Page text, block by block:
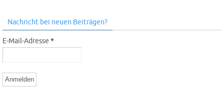
Nachricht bei neuen Beiträgen?
E-Mail-Adresse *